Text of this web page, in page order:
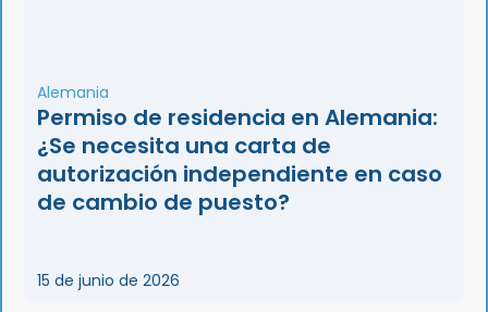
Alemania
Permiso de residencia en Alemania:
¿Se necesita una carta de
autorización independiente en caso
de cambio de puesto?
15 de junio de 2026